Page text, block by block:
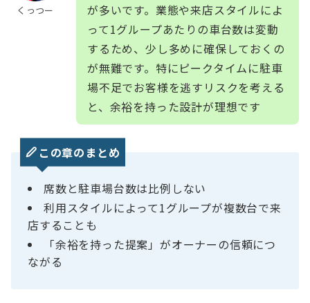
くっつー
が多いです。業態や来店スタイルによ
って1グループあたりの車台数は変動
するため、少し多めに確保しておくの
が無難です。特にピークタイムに駐車
場不足でお客様を逃すリスクを考える
と、余裕を持った設計が理想です
この章のまとめ
席数と駐車場台数は比例しない
利用スタイルによって1グループが複数台で来
店することも
「余裕を持った提案」がオーナーの信頼につ
ながる